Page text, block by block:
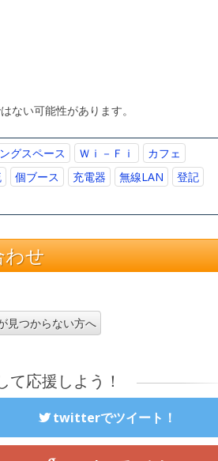
ない可能性があります。
グスペース Ｗｉ－Ｆｉ
カフェ
個ブース 充電器 無線LAN
登記
わせ
見つからない方へ
応援しよう！
twitterでツイート！